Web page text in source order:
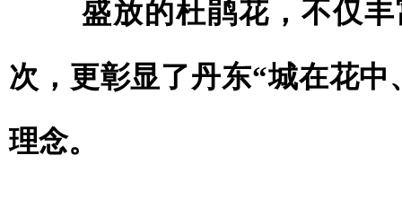
盛放的杜鹃花，不仅丰
次，更彰显了丹东“城在花
理念。